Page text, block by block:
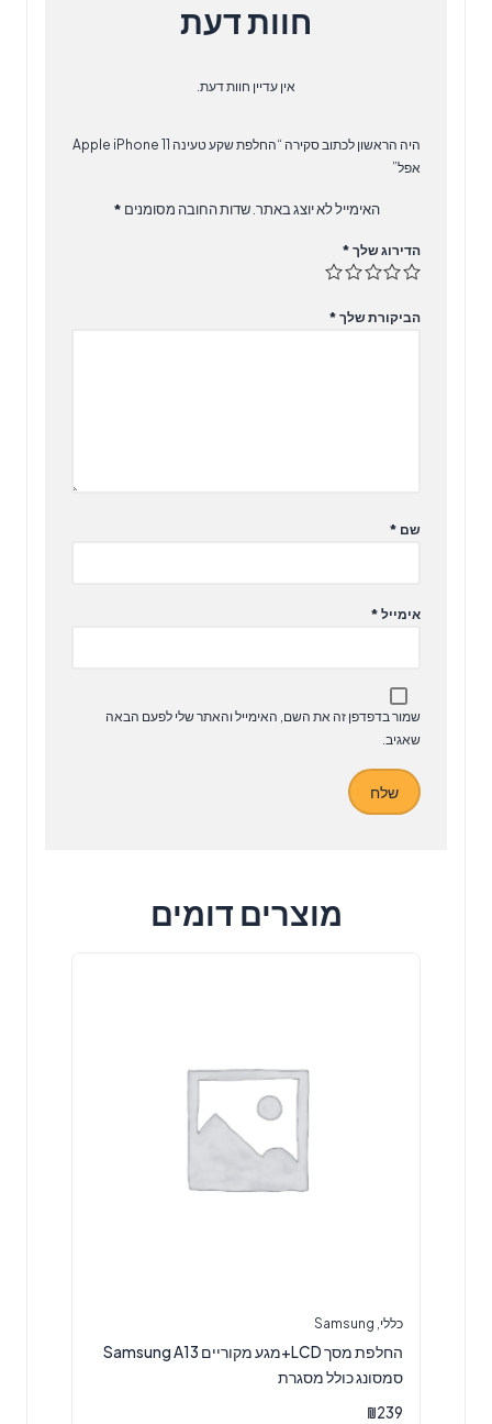
חוות דעת
אין עדיין חוות דעת.
היה הראשון לכתוב סקירה “‏החלפת שקע טעינה Apple iPhone 11
אפל”
האימייל לא יוצג באתר. שדות החובה מסומנים *
הדירוג שלך *
הביקורת שלך *
שם *
אימייל *
שמור בדפדפן זה את השם, האימייל והאתר שלי לפעם הבאה
שאגיב.
מוצרים דומים
כללי Samsung
החלפת מסך LCD+מגע מקוריים Samsung A13
סמסונג כולל מסגרת
₪239